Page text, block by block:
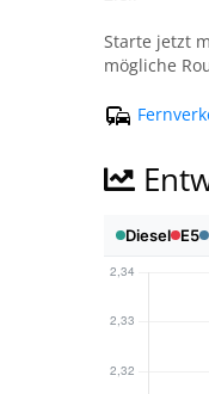
Starte jetzt
mögliche